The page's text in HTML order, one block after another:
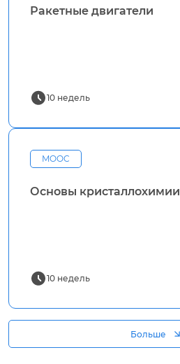
Ракетные двигатели
10 недель
MOOC
Основы кристаллохимии
10 недель
Больше